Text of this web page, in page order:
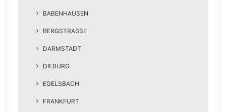
BABENHAUSEN
BERGSTRASSE
DARMSTADT
DIEBURG
EGELSBACH
FRANKFURT